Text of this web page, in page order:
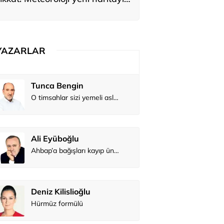
Tunca Bengin
O timsahlar sizi yemeli aslında!...
Ali Eyüboğlu
Ahbap’a bağışları kayıp ünlüler var
Deniz Kilislioğlu
Hürmüz formülü